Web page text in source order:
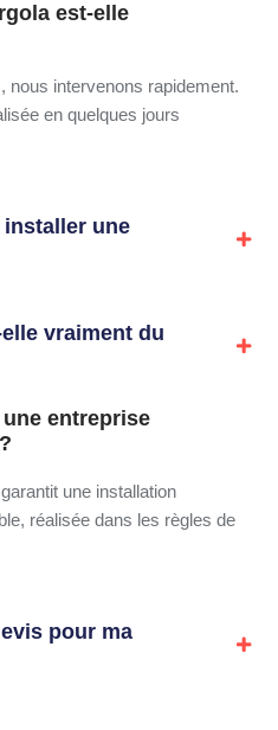
est-elle
nous intervenons rapidement.
en quelques jours
une
vraiment du
entreprise
une installation
réalisée dans les règles de
pour ma